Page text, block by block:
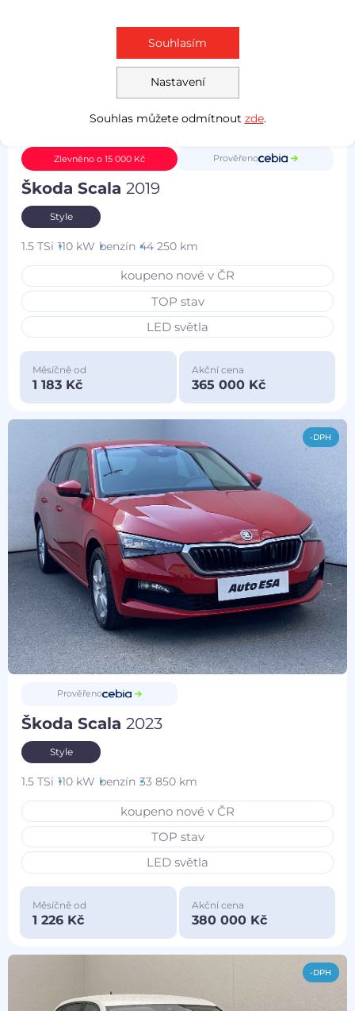
Zlevněno o 15 000 Kč Prověřeno
Škoda Scala2019
Style
1.5 TSi 110 kW benzín 44 250 km
koupeno nové v ČR
TOP stav
LED světla
Měsíčně od
1 183 Kč
Akční cena
365 000 Kč
-DPH
Prověřeno
Škoda Scala2023
Style
1.5 TSi 110 kW benzín 33 850 km
koupeno nové v ČR
TOP stav
LED světla
Měsíčně od
1 226 Kč
Akční cena
380 000 Kč
-DPH
Nastavení
Souhlasím
Souhlas můžete odmítnout zde.